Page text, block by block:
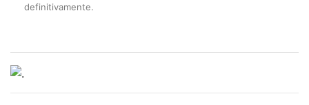
definitivamente.